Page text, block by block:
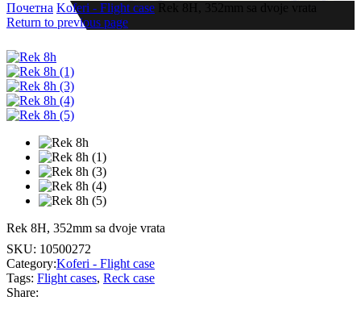
Почетна Koferi - Flight case Rek 8H, 352mm sa dvoje vrata
Return to previous page
Rek 8H, 352mm sa dvoje vrata
SKU: 10500272
Category:Koferi - Flight case
Tags: Flight cases, Reck case
Share: